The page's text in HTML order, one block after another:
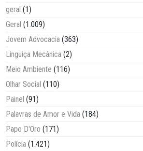
geral (1)
Geral (1.009)
Jovem Advocacia (363)
Linguiça Mecânica (2)
Meio Ambiente (116)
Olhar Social (110)
Painel (91)
Palavras de Amor e Vida (184)
Papo D'Oro (171)
Polícia (1.421)